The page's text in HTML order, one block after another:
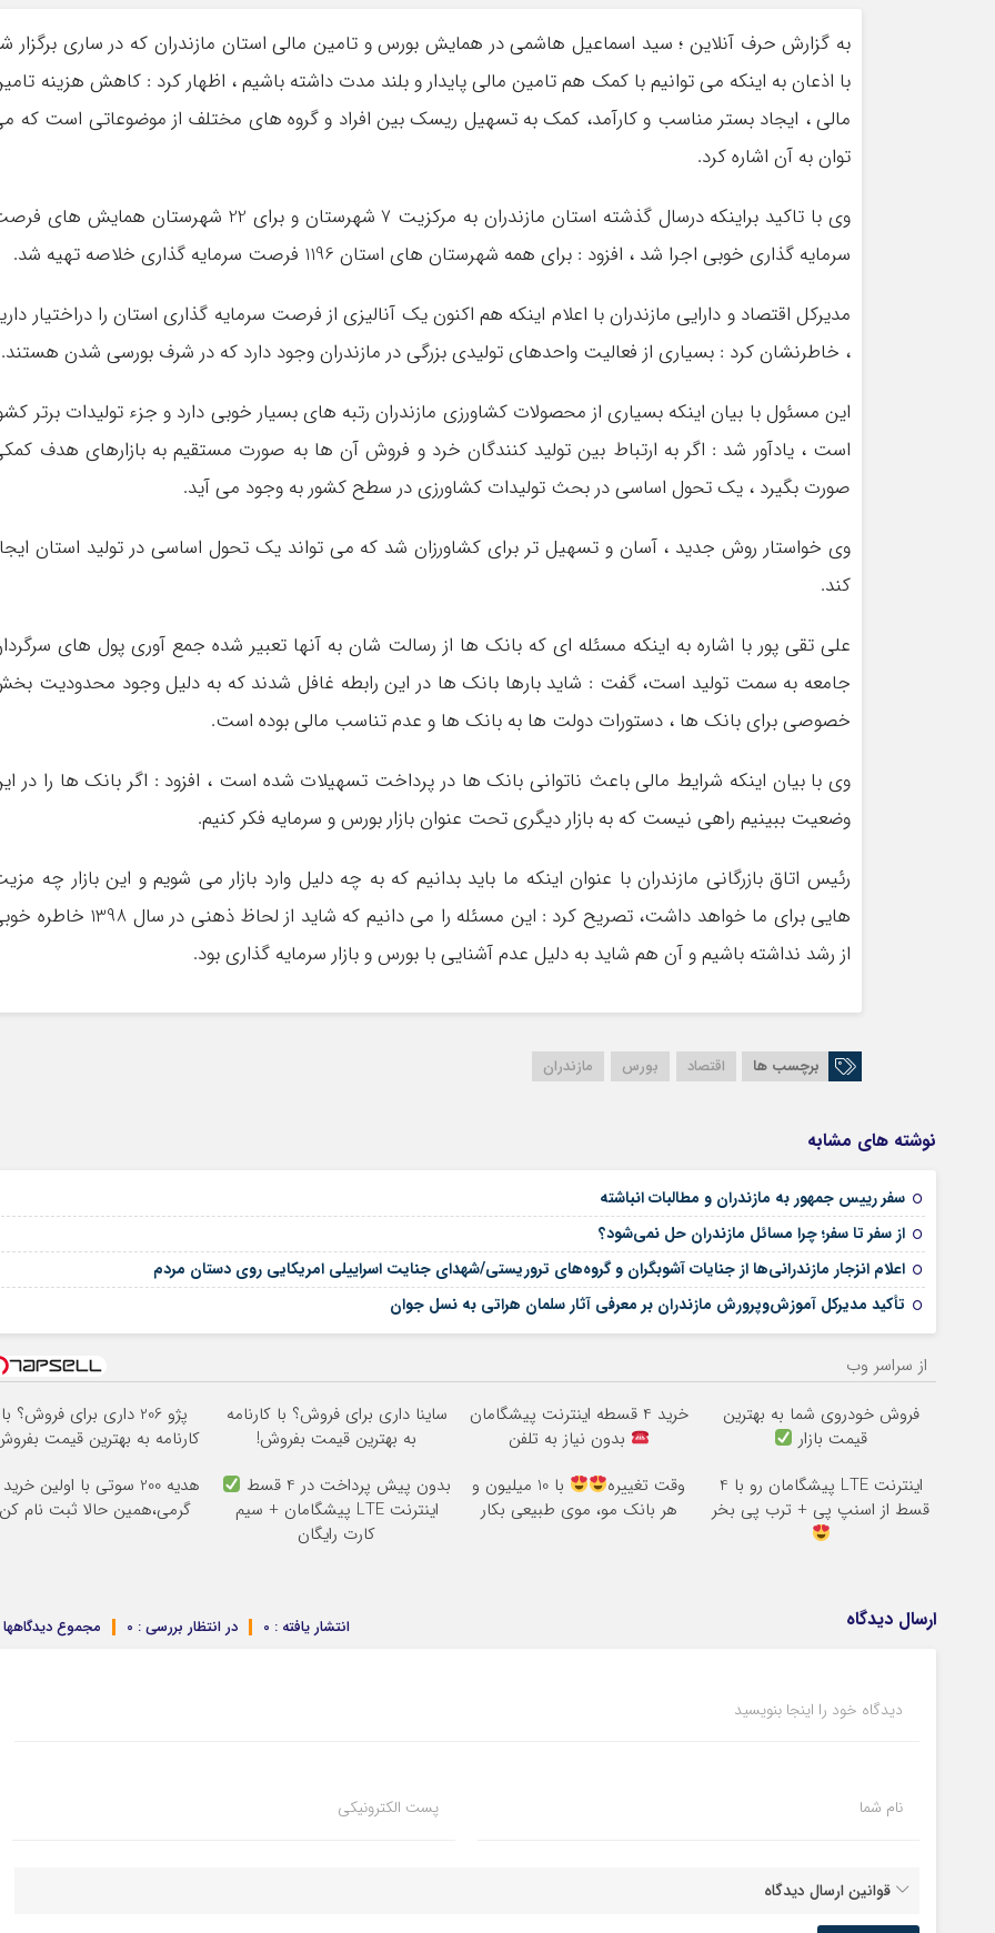
به گزارش حرف آنلاین ؛ سید اسماعیل هاشمی در همایش بورس و تامین مالی استان مازندران که در ساری برگزار
با اذعان به اینکه می توانیم با کمک هم تامین مالی پایدار و بلند مدت داشته باشیم ، اظهار کرد : کاهش هزینه
مالی ، ایجاد بستر مناسب و کارآمد، کمک به تسهیل ریسک بین افراد و گروه های مختلف از موضوعاتی است که
توان به آن اشاره کرد.
وی با تاکید براینکه درسال گذشته استان مازندران به مرکزیت 7 شهرستان و برای 22 شهرستان همایش
سرمایه گذاری خوبی اجرا شد ، افزود : برای همه شهرستان های استان 1196 فرصت سرمایه گذاری خلاصه تهیه شد.
مدیرکل اقتصاد و دارایی مازندران با اعلام اینکه هم اکنون یک آنالیزی از فرصت سرمایه گذاری استان را دراختیار
، خاطرنشان کرد : بسیاری از فعالیت واحدهای تولیدی بزرگی در مازندران وجود دارد که در شرف بورسی شدن هستند.
این مسئول با بیان اینکه بسیاری از محصولات کشاورزی مازندران رتبه های بسیار خوبی دارد و جزء تولیدات برتر
است ، یادآور شد : اگر به ارتباط بین تولید کنندگان خرد و فروش آن ها به صورت مستقیم به بازارهای هدف
صورت بگیرد ، یک تحول اساسی در بحث تولیدات کشاورزی در سطح کشور به وجود می آید.
وی خواستار روش جدید ، آسان و تسهیل تر برای کشاورزان شد که می تواند یک تحول اساسی در تولید استان
کند.
علی تقی پور با اشاره به اینکه مسئله ای که بانک ها از رسالت شان به آنها تعبیر شده جمع آوری پول های
جامعه به سمت تولید است، گفت : شاید بارها بانک ها در این رابطه غافل شدند که به دلیل وجود محدودیت
خصوصی برای بانک ها ، دستورات دولت ها به بانک ها و عدم تناسب مالی بوده است.
وی با بیان اینکه شرایط مالی باعث ناتوانی بانک ها در پرداخت تسهیلات شده است ، افزود : اگر بانک ها را در
وضعیت ببینیم راهی نیست که به بازار دیگری تحت عنوان بازار بورس و سرمایه فکر کنیم.
رئیس اتاق بازرگانی مازندران با عنوان اینکه ما باید بدانیم که به چه دلیل وارد بازار می شویم و این بازار چه
هایی برای ما خواهد داشت، تصریح کرد : این مسئله را می دانیم که شاید از لحاظ ذهنی در سال
از رشد نداشته باشیم و آن هم شاید به دلیل عدم آشنایی با بورس و بازار سرمایه گذاری بود.
برچسب ها اقتصاد بورس مازندران
نوشته های مشابه
سفر رییس جمهور به مازندران و مطالبات انباشته
از سفر تا سفر؛ چرا مسائل مازندران حل نمی‌شود؟
اعلام انزجار مازندرانی‌ها از جنایات آشوبگران و گروه‌های تروریستی/شهدای جنایت اسراییلی امریکایی روی دستان مردم
تأکید مدیرکل آموزش‌وپرورش مازندران بر معرفی آثار سلمان هراتی به نسل جوان
از سراسر وب
فروش خودروی شما به بهترین
قیمت بازار
خرید 4 قسطه اینترنت پیشگامان
بدون نیاز به تلفن
ساینا داری برای فروش؟ با کارنامه
به بهترین قیمت بفروش!
پژو 206 داری برای فروش؟ با
کارنامه به بهترین قیمت
اینترنت LTE پیشگامان رو با 4
قسط از اسنپ پی + ترب پی بخر
وقت تغییره
با 10 میلیون و
هر بانک مو، موی طبیعی بکار
بدون پیش پرداخت در 4 قسط
اینترنت LTE پیشگامان + سیم
کارت رایگان
هدیه 200 سوتی با اولین
گرمی،همین حالا ثبت نام کن
ارسال دیدگاه مجموع دیدگاهها : در انتظار بررسی : 0 انتشار یافته : 0
دیدگاه خود را اینجا بنویسید
نام شما پست الکترونیکی
قوانین ارسال دیدگاه